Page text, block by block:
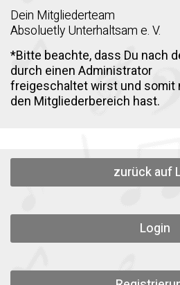
Dein Mitgliederteam
Absoluetly Unterhaltsam e. V.
*Bitte beachte, dass Du nach
durch einen Administrator
freigeschaltet wirst und somit
den Mitgliederbereich hast.
zurück auf
Login